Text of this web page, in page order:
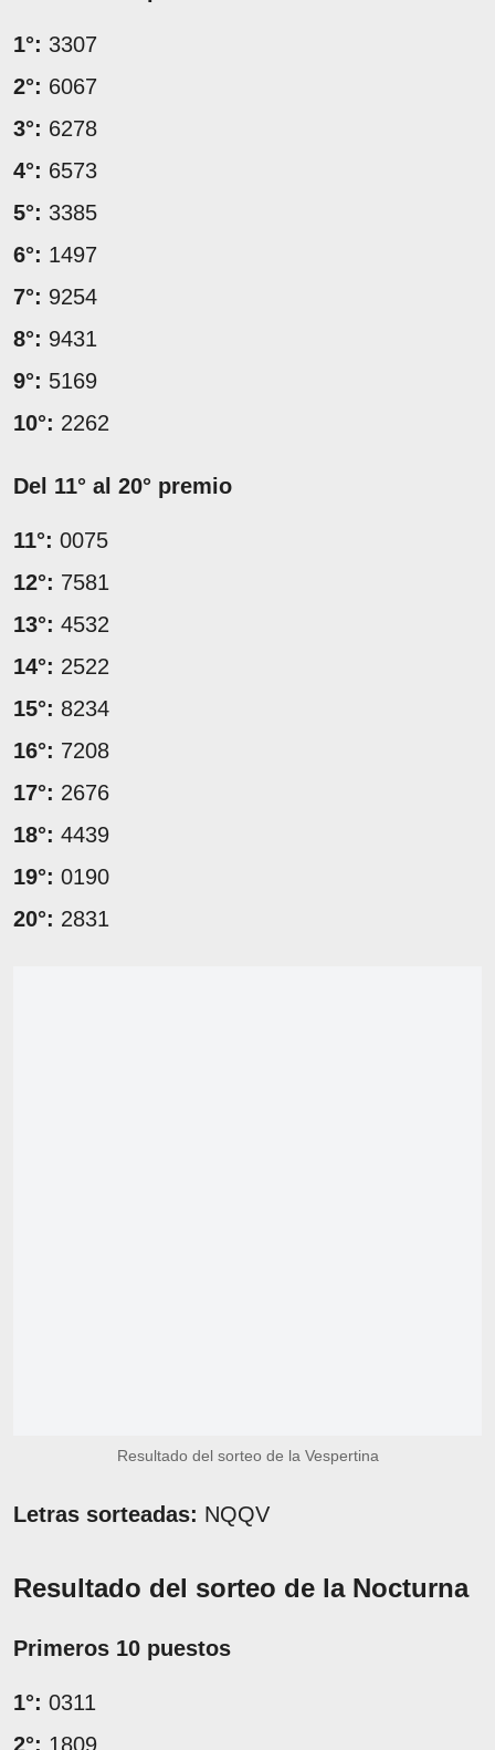
1°: 3307
2°: 6067
3°: 6278
4°: 6573
5°: 3385
6°: 1497
7°: 9254
8°: 9431
9°: 5169
10°: 2262
Del 11° al 20° premio
11°: 0075
12°: 7581
13°: 4532
14°: 2522
15°: 8234
16°: 7208
17°: 2676
18°: 4439
19°: 0190
20°: 2831
Resultado del sorteo de la Vespertina
Letras sorteadas: NQQV
Resultado del sorteo de la Nocturna
Primeros 10 puestos
1°: 0311
2°: 1809